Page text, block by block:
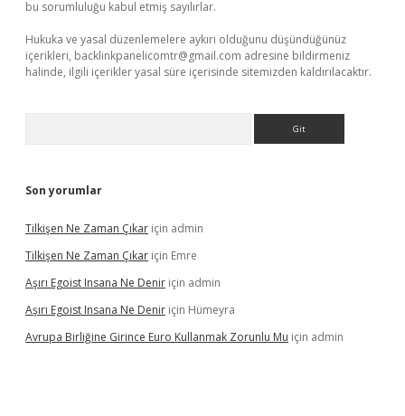
bu sorumluluğu kabul etmiş sayılırlar.
Hukuka ve yasal düzenlemelere aykırı olduğunu düşündüğünüz
içerikleri, backlinkpanelicomtr@gmail.com adresine bildirmeniz
halinde, ilgili içerikler yasal süre içerisinde sitemizden kaldırılacaktır.
Son yorumlar
Tilkişen Ne Zaman Çıkar için admin
Tilkişen Ne Zaman Çıkar için Emre
Aşırı Egoist Insana Ne Denir için admin
Aşırı Egoist Insana Ne Denir için Hümeyra
Avrupa Birliğine Girince Euro Kullanmak Zorunlu Mu için admin